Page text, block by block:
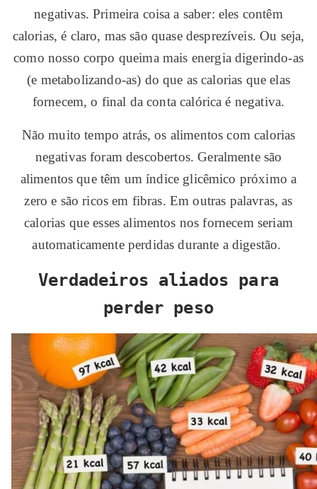
negativas. Primeira coisa a saber: eles contêm
calorias, é claro, mas são quase desprezíveis. Ou seja,
como nosso corpo queima mais energia digerindo-as
(e metabolizando-as) do que as calorias que elas
fornecem, o final da conta calórica é negativa.
Não muito tempo atrás, os alimentos com calorias
negativas foram descobertos. Geralmente são
alimentos que têm um índice glicêmico próximo a
zero e são ricos em fibras. Em outras palavras, as
calorias que esses alimentos nos fornecem seriam
automaticamente perdidas durante a digestão.
Verdadeiros aliados para
perder peso